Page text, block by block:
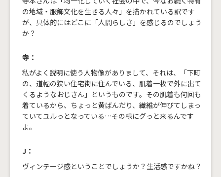
の地域・服飾文化を生きる人々」を描かれている訳です
が、具体的にはどこに「人間らしさ」を感じるのでしょう
か？
寺：
私がよく説明に使う人物像がありまして、それは、「下町
の、道幅の狭い住宅街に住んでいる、肌着一枚で外に出て
くるようなおじさん」というものです。その肌着も何回も
着ているから、ちょっと黄ばんだり、繊維が伸びてしまっ
ていてユルっとなっている…その様にグっと来るんです
よ。
J：
ヴィンテージ感ということでしょうか？生活感ですかね？